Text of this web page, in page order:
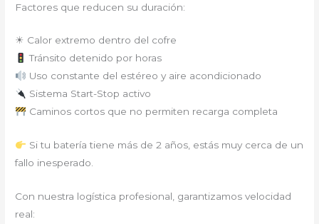
Factores que reducen su duración:
☀ Calor extremo dentro del cofre
Tránsito detenido por horas
Uso constante del estéreo y aire acondicionado
Sistema Start-Stop activo
Caminos cortos que no permiten recarga completa
Si tu batería tiene más de 2 años, estás muy cerca de un
fallo inesperado.
Con nuestra logística profesional, garantizamos velocidad
real: